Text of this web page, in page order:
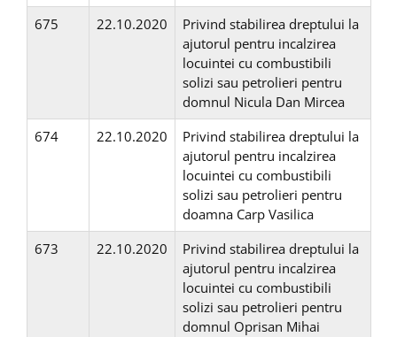
675
22.10.2020
Privind stabilirea dreptului la
ajutorul pentru incalzirea
locuintei cu combustibili
solizi sau petrolieri pentru
domnul Nicula Dan Mircea
674
22.10.2020
Privind stabilirea dreptului la
ajutorul pentru incalzirea
locuintei cu combustibili
solizi sau petrolieri pentru
doamna Carp Vasilica
673
22.10.2020
Privind stabilirea dreptului la
ajutorul pentru incalzirea
locuintei cu combustibili
solizi sau petrolieri pentru
domnul Oprisan Mihai